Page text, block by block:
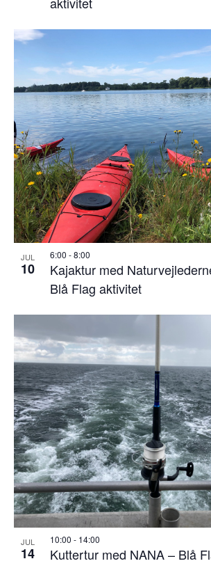
JUL
10
Kajaktur med
Blå Flag aktivitet
6:00 -8:00
JUL
14 Kuttertur med NANA – Blå
10:00 - 14:00